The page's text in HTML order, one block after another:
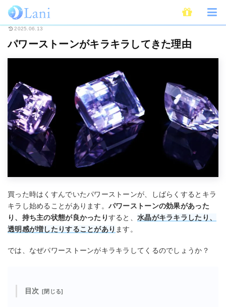
ホーム スピリチュアル パワーストーンがキラキラして
2025.06.13
パワーストーンがキラキラしてきた理由
買った時はくすんでいたパワーストーンが、しばらくするとキラ
キラし始めることがあります。 パワーストーンの効果があった
り、持ち主の状態が良かったりすると、水晶がキラキラしたり、
透明感が増したりすることがあり ます。
では、なぜパワーストーンがキラキラしてくるのでしょうか？
目次